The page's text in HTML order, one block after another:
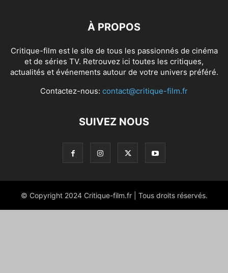
À PROPOS
Critique-film est le site de tous les passionnés de cinéma
et de séries TV. Retrouvez ici toutes les critiques,
actualités et événements autour de votre univers préféré.
Contactez-nous: contact@critique-film.fr
SUIVEZ NOUS
© Copyright 2024 Critique-film.fr | Tous droits réservés.